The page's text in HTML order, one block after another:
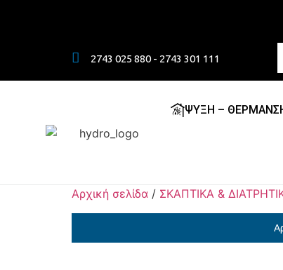
2743 025 880 - 2743 301 111
ΨΥΞΗ –
Αρχική σελίδα / ΣΚΑΠΤΙΚΑ &